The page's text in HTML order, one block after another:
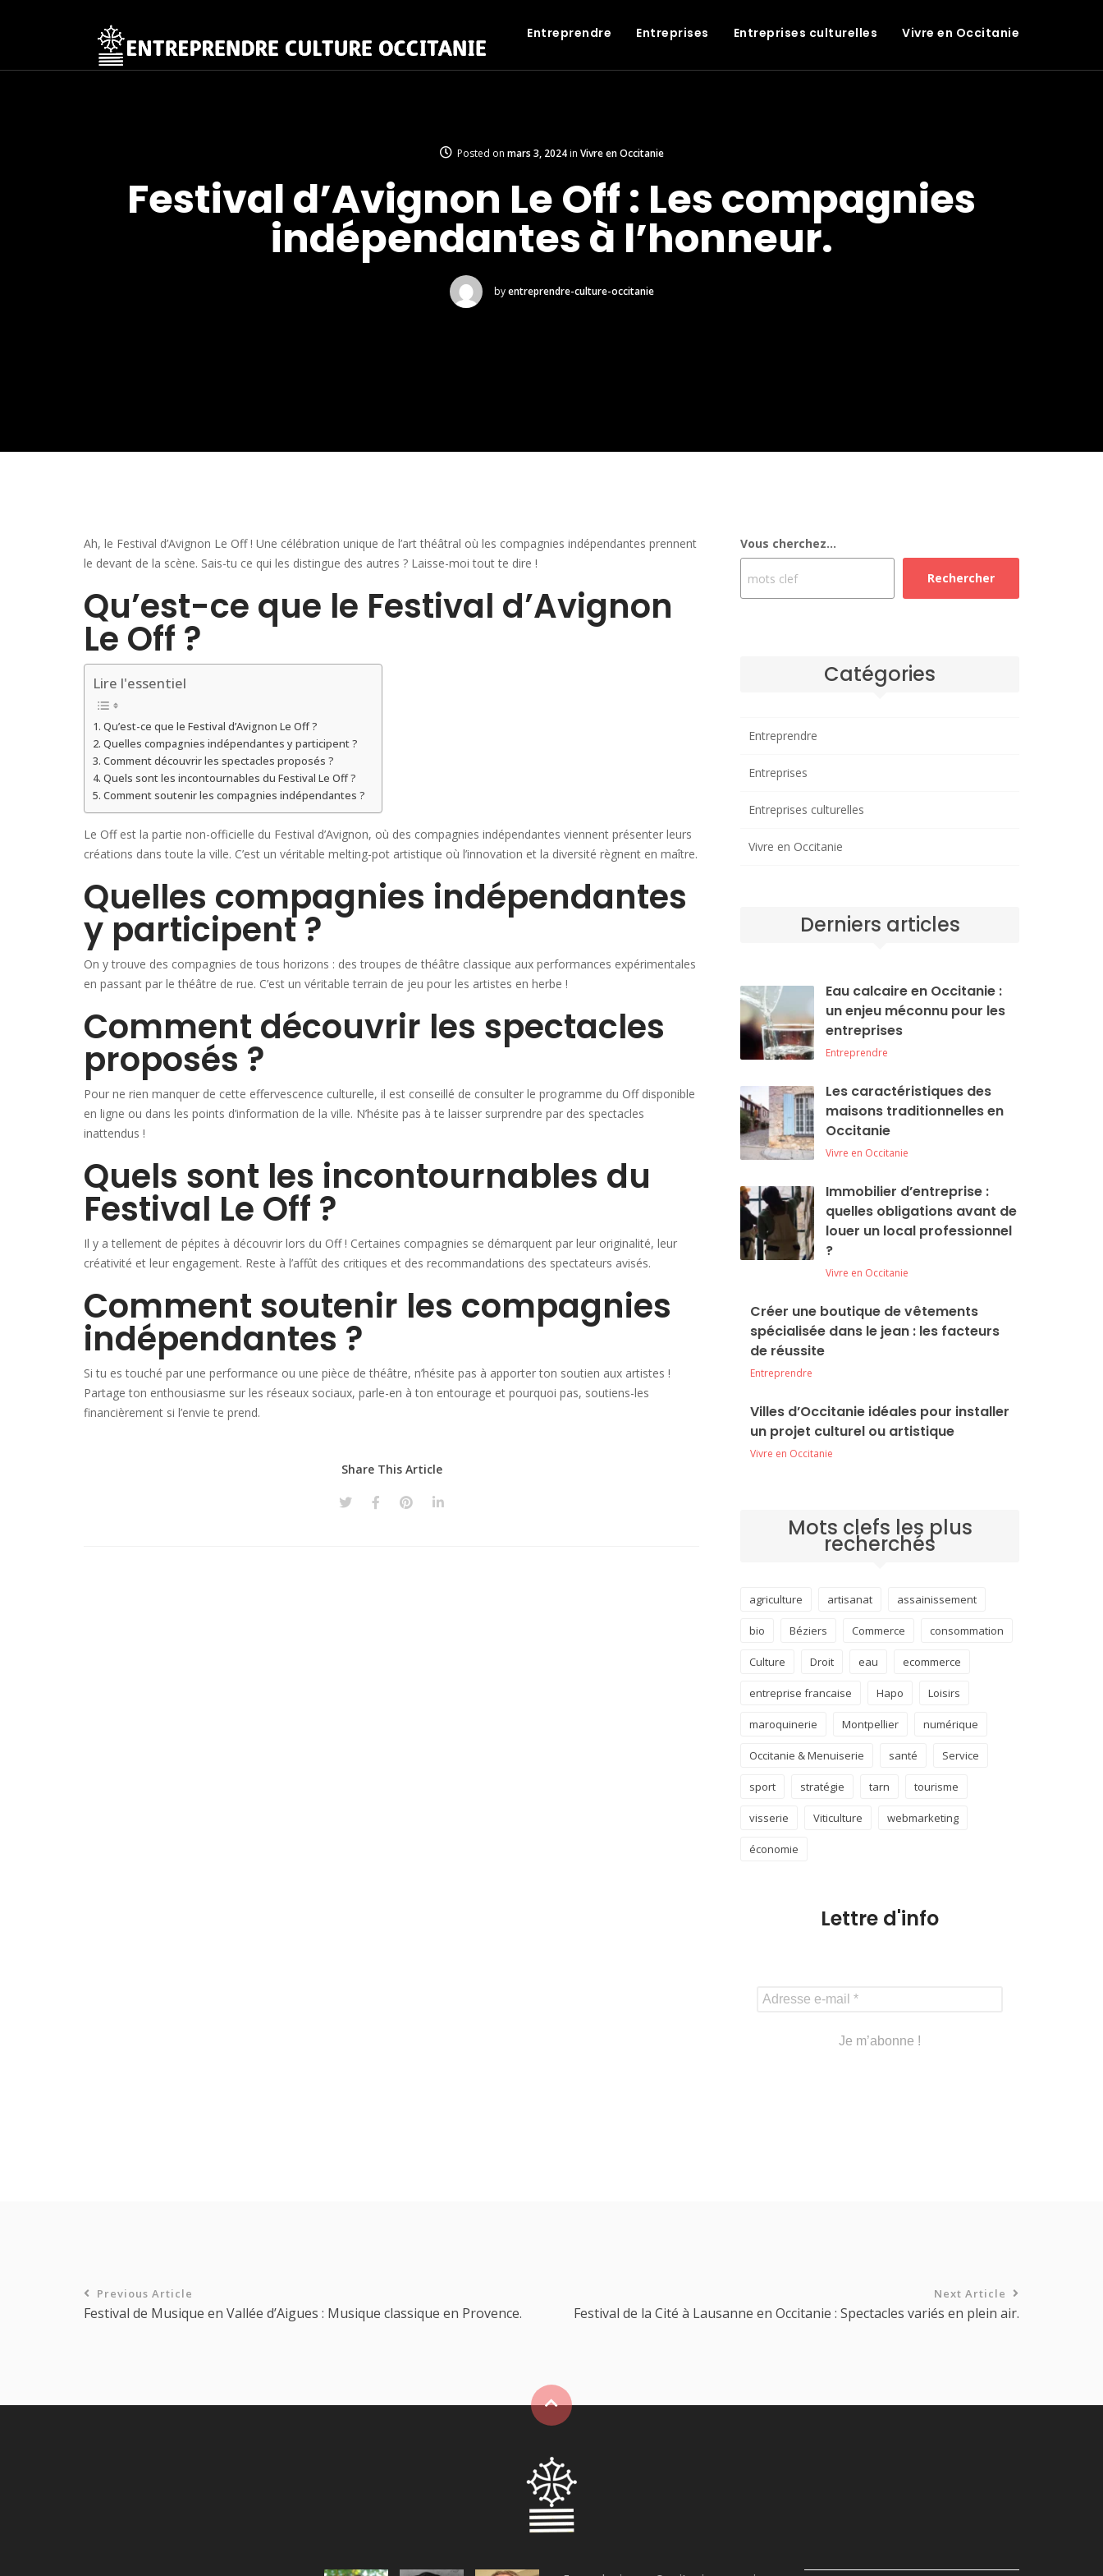
Entreprendre Entreprises Entreprises culturelles Vivre en Occitanie
Posted on mars 3, 2024in Vivre en Occitanie
Festival d’Avignon Le Off : Les compagnies
indépendantes à l’honneur.
by entreprendre-culture-occitanie
Ah, le Festival d’Avignon Le Off ! Une célébration unique de l’art théâtral où les compagnies indépendantes prennent
le devant de la scène. Sais-tu ce qui les distingue des autres ? Laisse-moi tout te dire !
Qu’est-ce que le Festival d’Avignon
Le Off ?
Lire l'essentiel
Qu’est-ce que le Festival d’Avignon Le Off ?
Quelles compagnies indépendantes y participent ?
Comment découvrir les spectacles proposés ?
Quels sont les incontournables du Festival Le Off ?
Comment soutenir les compagnies indépendantes ?
Le Off est la partie non-officielle du Festival d’Avignon, où des compagnies indépendantes viennent présenter leurs
créations dans toute la ville. C’est un véritable melting-pot artistique où l’innovation et la diversité règnent en maître.
Quelles compagnies indépendantes
y participent ?
On y trouve des compagnies de tous horizons : des troupes de théâtre classique aux performances expérimentales
en passant par le théâtre de rue. C’est un véritable terrain de jeu pour les artistes en herbe !
Comment découvrir les spectacles
proposés ?
Pour ne rien manquer de cette effervescence culturelle, il est conseillé de consulter le programme du Off disponible
en ligne ou dans les points d’information de la ville. N’hésite pas à te laisser surprendre par des spectacles
inattendus !
Quels sont les incontournables du
Festival Le Off ?
Il y a tellement de pépites à découvrir lors du Off ! Certaines compagnies se démarquent par leur originalité, leur
créativité et leur engagement. Reste à l’affût des critiques et des recommandations des spectateurs avisés.
Comment soutenir les compagnies
indépendantes ?
Si tu es touché par une performance ou une pièce de théâtre, n’hésite pas à apporter ton soutien aux artistes !
Partage ton enthousiasme sur les réseaux sociaux, parle-en à ton entourage et pourquoi pas, soutiens-les
financièrement si l’envie te prend.
Share This Article
Vous cherchez...
Rechercher
Catégories
Entreprendre
Entreprises
Entreprises culturelles
Vivre en Occitanie
Derniers articles
Eau calcaire en Occitanie :
un enjeu méconnu pour les
entreprises
Entreprendre
Les caractéristiques des
maisons traditionnelles en
Occitanie
Vivre en Occitanie
Immobilier d’entreprise :
quelles obligations avant de
louer un local professionnel
?
Vivre en Occitanie
Créer une boutique de vêtements
spécialisée dans le jean : les facteurs
de réussite
Entreprendre
Villes d’Occitanie idéales pour installer
un projet culturel ou artistique
Vivre en Occitanie
Mots clefs les plus
recherchés
agriculture artisanat assainissement
bio Béziers Commerce consommation
Culture Droit eau ecommerce
entreprise francaise Hapo Loisirs
maroquinerie Montpellier numérique
Occitanie & Menuiserie santé Service
sport stratégie tarn tourisme
visserie Viticulture webmarketing
économie
Lettre d'info
Previous Article
Festival de Musique en Vallée d’Aigues : Musique classique en Provence.
Next Article
Festival de la Cité à Lausanne en Occitanie : Spectacles variés en plein air.